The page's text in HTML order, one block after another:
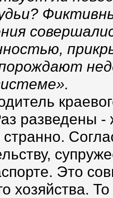
разведены -
Это
хозяйства.